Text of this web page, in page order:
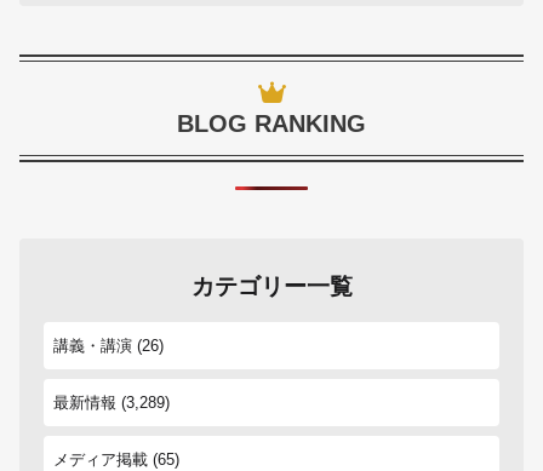
BLOG RANKING
カテゴリー一覧
講義・講演 (26)
最新情報 (3,289)
メディア掲載 (65)